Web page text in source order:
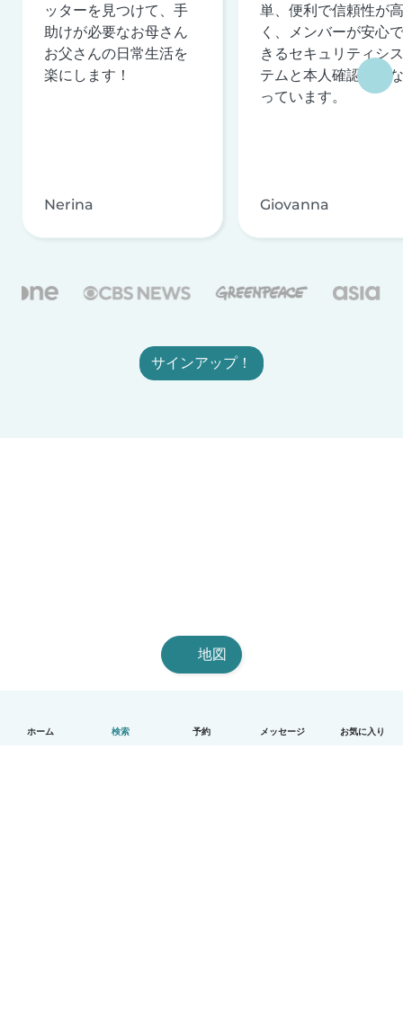
ホーム 検索 予約 メッセージ お気に入り
ッターを見つけて、手
助けが必要なお母さん
お父さんの日常生活を
楽にします！
Nerina
単、便利で信頼性が高
く、メンバーが安心で
きるセキュリティシス
テムと本人確認を行な
っています。
Giovanna
サインアップ！
地図